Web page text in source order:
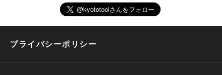
プライバシーポリシー